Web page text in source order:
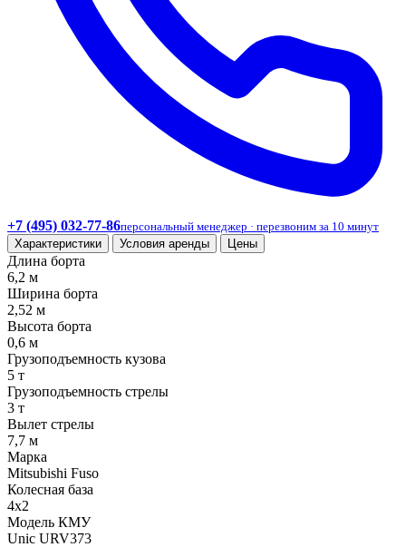
+7 (495) 032-77-86персональный менеджер · перезвоним за 10 минут
Характеристики
Условия аренды Цены
Длина борта
6,2 м
Ширина борта
2,52 м
Высота борта
0,6 м
Грузоподъемность кузова
5 т
Грузоподъемность стрелы
3 т
Вылет стрелы
7,7 м
Марка
Mitsubishi Fuso
Колесная база
4x2
Модель КМУ
Unic URV373